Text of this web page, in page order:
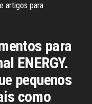
artigos para
para
ENERGY.
pequenos
como